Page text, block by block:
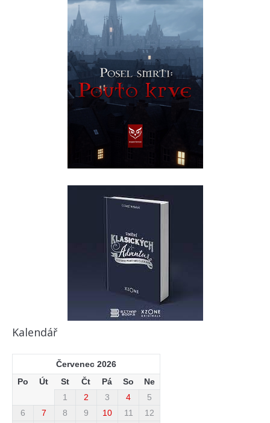
Kalendář
Červenec 2026
Po
Út St Čt Pá So Ne
1 2 3 4
5
6
7 8 9 10 11
12